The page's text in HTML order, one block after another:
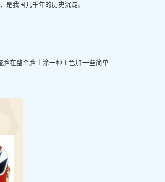
是我国几千年的历史沉淀。
在整个脸上涂一种主色加一些简单